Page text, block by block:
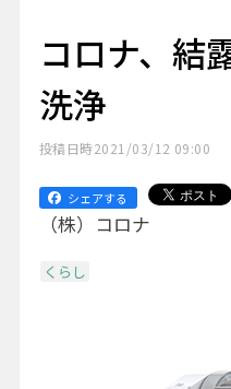
コロナ、結
洗浄
投稿日時2021/03/12 09:00
シェアする
（株）コロナ
くらし